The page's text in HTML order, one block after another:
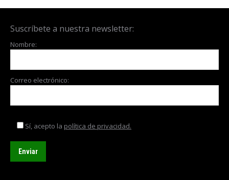
Suscríbete a nuestra newsletter:
Nombre:
Correo electrónico:
Sí, acepto la política de privacidad.